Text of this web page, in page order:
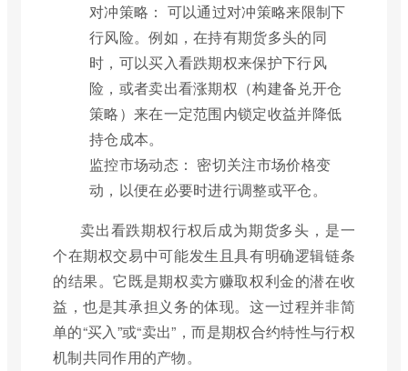
对冲策略： 可以通过对冲策略来限制下
行风险。例如，在持有期货多头的同
时，可以买入看跌期权来保护下行风
险，或者卖出看涨期权（构建备兑开仓
策略）来在一定范围内锁定收益并降低
持仓成本。
监控市场动态： 密切关注市场价格变
动，以便在必要时进行调整或平仓。
卖出看跌期权行权后成为期货多头，是一
个在期权交易中可能发生且具有明确逻辑链条
的结果。它既是期权卖方赚取权利金的潜在收
益，也是其承担义务的体现。这一过程并非简
单的“买入”或“卖出”，而是期权合约特性与行权
机制共同作用的产物。